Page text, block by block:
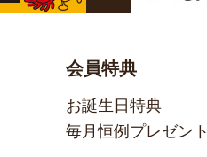
会員特典
お誕生日特典
毎月恒例プレゼント